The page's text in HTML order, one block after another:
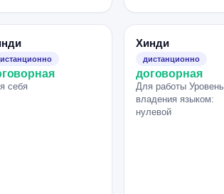
себя
Хинди
дистанционно
договорная
Для работы Уровень
владения языком:
нулевой